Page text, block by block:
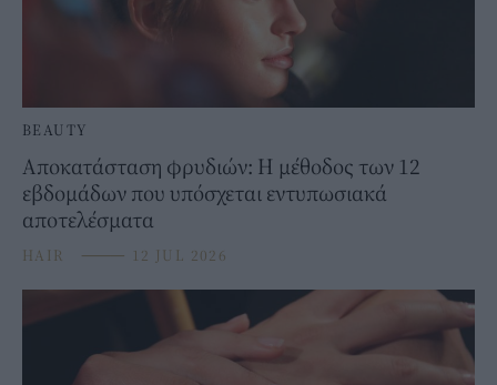
BEAUTY
Αποκατάσταση φρυδιών: Η μέθοδος των 12
εβδομάδων που υπόσχεται εντυπωσιακά
αποτελέσματα
HAIR ⸻ 12 JUL 2026